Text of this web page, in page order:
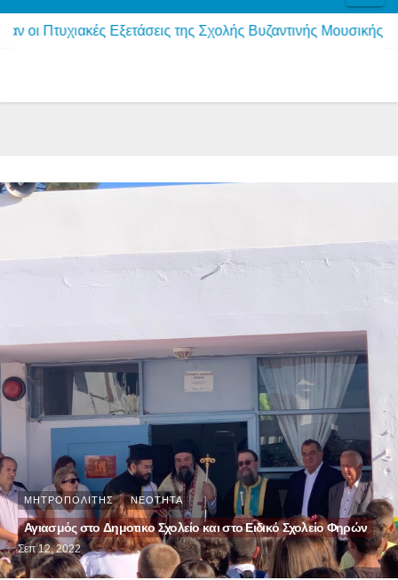
Εξετάσεις της Σχολής Βυζαντινής Μουσικής της
ΜΗΤΡΟΠΟΛΙΤΗΣ ΝΕΟΤΗΤΑ
Αγιασμός στο Δημοτικο Σχολείο και στο Ειδικό Σχολείο Φηρών
Σεπ 12, 2022